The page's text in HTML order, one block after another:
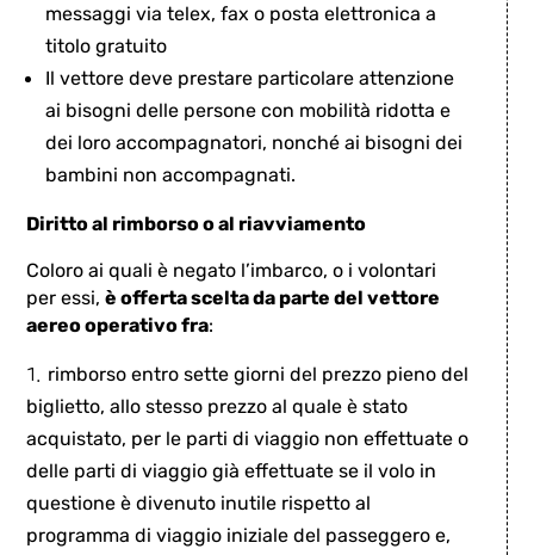
messaggi via telex, fax o posta elettronica a
titolo gratuito
Il vettore deve prestare particolare attenzione
ai bisogni delle persone con mobilità ridotta e
dei loro accompagnatori, nonché ai bisogni dei
bambini non accompagnati.
Diritto al rimborso o al riavviamento
Coloro ai quali è negato l’imbarco, o i volontari
per essi,è offerta scelta da parte del vettore
aereo operativo fra:
rimborso entro sette giorni del prezzo pieno del
biglietto, allo stesso prezzo al quale è stato
acquistato, per le parti di viaggio non effettuate o
delle parti di viaggio già effettuate se il volo in
questione è divenuto inutile rispetto al
programma di viaggio iniziale del passeggero e,